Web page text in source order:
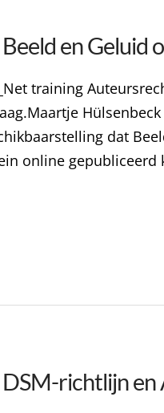
en
training
dat
online
richtlijn en